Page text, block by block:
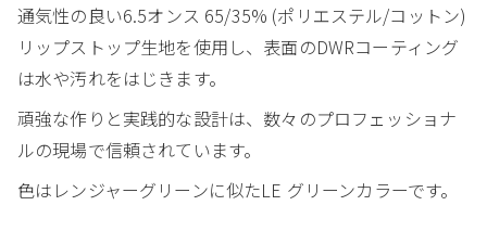
通気性の良い6.5オンス 65/35% (ポリエステル/コットン)
リップストップ生地を使用し、表面のDWRコーティング
は水や汚れをはじきます。
頑強な作りと実践的な設計は、数々のプロフェッショナ
ルの現場で信頼されています。
色はレンジャーグリーンに似たLE グリーンカラーです。